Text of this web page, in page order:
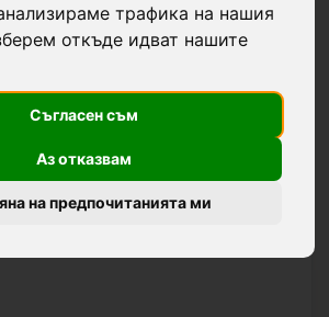
трафика на нашия
откъде идват нашите
Съгласен съм
Аз отказвам
на предпочитанията ми